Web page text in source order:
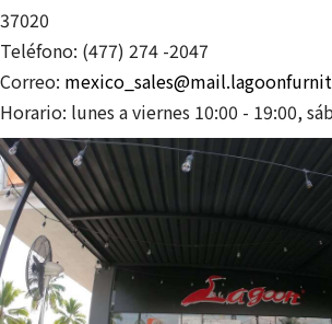
37020
Teléfono: (477) 274 -2047
Correo:
Horario: lunes a viernes 10:00 - 19:00,